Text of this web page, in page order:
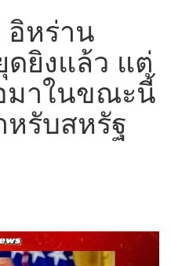
อิหร่าน
ดยิงแล้ว แต่
มาในขณะนี้
หรับสหรัฐ